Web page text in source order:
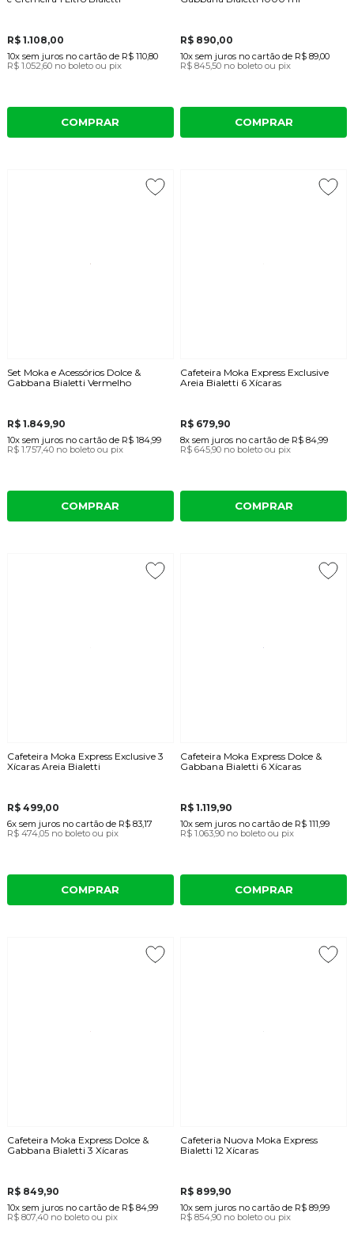
R$ 1.108,00
10x sem juros no cartãode R$ 110,80
R$ 1.052,60 no boleto ou pix
COMPRAR
R$ 890,00
10x sem juros no cartão de R$ 89,00
R$ 845,50 no boleto ou pix
COMPRAR
Set Moka e Acessórios Dolce &
Gabbana Bialetti Vermelho
R$ 1.849,90
10x sem juros no cartãode R$ 184,99
R$ 1.757,40 no boleto ou pix
COMPRAR
Cafeteira Moka Express Exclusive
Areia Bialetti 6 Xícaras
R$ 679,90
8x sem juros no cartão de R$ 84,99
R$ 645,90 no boleto ou pix
COMPRAR
Cafeteira Moka Express Exclusive 3
Xícaras Areia Bialetti
R$ 499,00
6x sem juros no cartãode R$ 83,17
R$ 474,05 no boleto ou pix
COMPRAR
Cafeteira Moka Express Dolce &
Gabbana Bialetti 6 Xícaras
R$ 1.119,90
10x sem juros no cartão de R$ 111,99
R$ 1.063,90 no boleto ou pix
COMPRAR
Cafeteira Moka Express Dolce &
Gabbana Bialetti 3 Xícaras
R$ 849,90
10x sem juros no cartãode R$ 84,99
R$ 807,40 no boleto ou pix
Cafeteria Nuova Moka Express
Bialetti 12 Xícaras
R$ 899,90
10x sem juros no cartão de R$ 89,99
R$ 854,90 no boleto ou pix